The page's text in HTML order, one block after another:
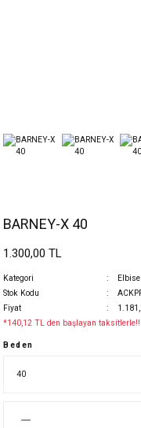
BARNEY-X 40
1.300,00 TL
Kategori
Elbise
Stok Kodu
Fiyat
*140,12 TL den başlayan taksitlerle!!
Beden